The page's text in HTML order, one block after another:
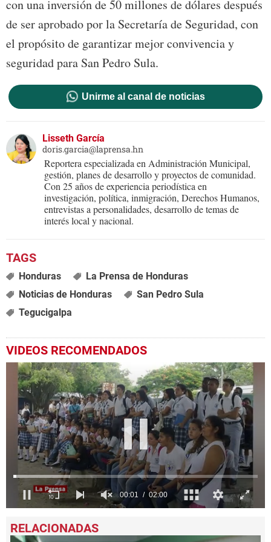
con una inversión de 50 millones de dólares después
de ser aprobado por la Secretaría de Seguridad, con
el propósito de garantizar mejor convivencia y
seguridad para San Pedro Sula.
Unirme al canal de noticias
Lisseth García
doris.garcia@laprensa.hn
Reportera especializada en Administración Municipal,
gestión, planes de desarrollo y proyectos de comunidad.
Con 25 años de experiencia periodística en
investigación, política, inmigración, Derechos Humanos,
entrevistas a personalidades, desarrollo de temas de
interés local y nacional.
Honduras
La Prensa de Honduras
Noticias de Honduras
San Pedro Sula
Tegucigalpa
VIDEOS RECOMENDADOS
seconds
of